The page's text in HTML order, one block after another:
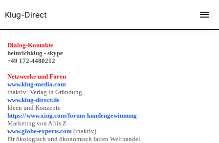
Dialog-Kontakte
heinrichklug - skype
+49 172-4480212
Netzwerke und Foren
www.klug-media.com
inaktiv: Verlag in Gründung
www.klug-direct.de
Ideen und Konzepte
https://www.xing.com/forum-kundengewinnung
Marketing von A bis Z
www.globe-experts.com (inaktiv)
für ökologisch und ökonomisch fairen Welthandel
Klug-Direct